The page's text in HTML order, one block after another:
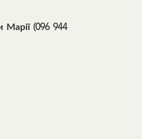
(096 944